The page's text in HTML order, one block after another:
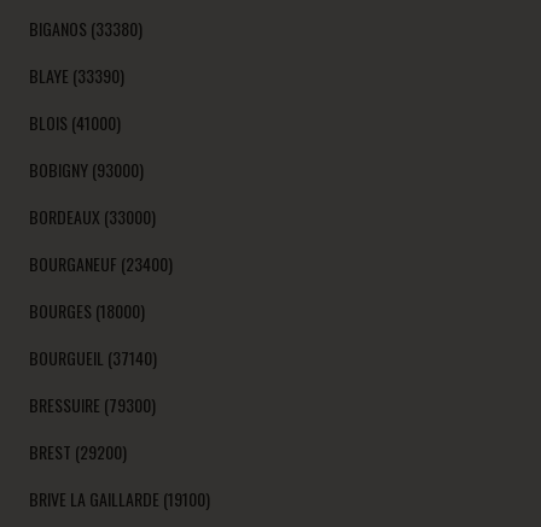
BIGANOS (33380)
BLAYE (33390)
BLOIS (41000)
BOBIGNY (93000)
BORDEAUX (33000)
BOURGANEUF (23400)
BOURGES (18000)
BOURGUEIL (37140)
BRESSUIRE (79300)
BREST (29200)
BRIVE LA GAILLARDE (19100)